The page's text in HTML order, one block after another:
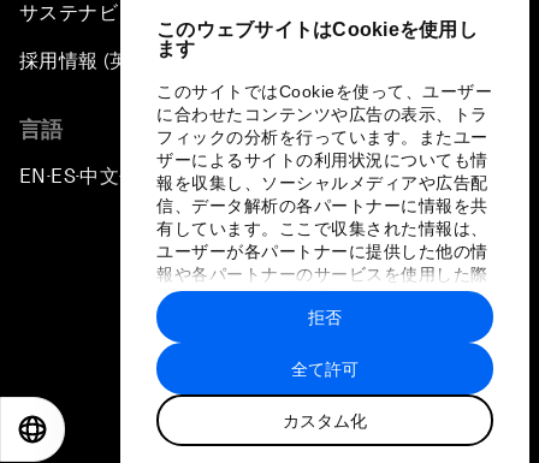
このウェブサイトはCookieを使用し
ます
このサイトではCookieを使って、ユーザー
に合わせたコンテンツや広告の表示、トラ
フィックの分析を行っています。またユー
ザーによるサイトの利用状況についても情
報を収集し、ソーシャルメディアや広告配
信、データ解析の各パートナーに情報を共
有しています。ここで収集された情報は、
ユーザーが各パートナーに提供した他の情
報や各パートナーのサービスを使用した際
に収集された情報と組み合わされ、各パー
トナーによって使用されることがありま
す。
全て許可
カスタム化
拒否
サステナビリティへの取り組み
採用情報 (英語のみ)
言語
EN ▪ES▪中文▪ 日本語
プライバシーポリシーと利用規約
サイトマップ
©
世界経済フォーラム